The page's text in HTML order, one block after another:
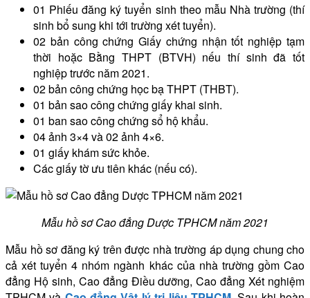
01 Phiếu đăng ký tuyển sinh theo mẫu Nhà trường (thí
sinh bổ sung khi tới trường xét tuyển).
02 bản công chứng Giấy chứng nhận tốt nghiệp tạm
thời hoặc Bằng THPT (BTVH) nếu thí sinh đã tốt
nghiệp trước năm 2021.
02 bản công chứng học bạ THPT (THBT).
01 bản sao công chứng giấy khai sinh.
01 ban sao công chứng sổ hộ khẩu.
04 ảnh 3×4 và 02 ảnh 4×6.
01 giấy khám sức khỏe.
Các giấy tờ ưu tiên khác (nếu có).
Mẫu hồ sơ Cao đẳng Dược TPHCM năm 2021
Mẫu hồ sơ đăng ký trên được nhà trường áp dụng chung cho
cả xét tuyển 4 nhóm ngành khác của nhà trường gồm Cao
đẳng Hộ sinh, Cao đẳng Điều dưỡng, Cao đẳng Xét nghiệm